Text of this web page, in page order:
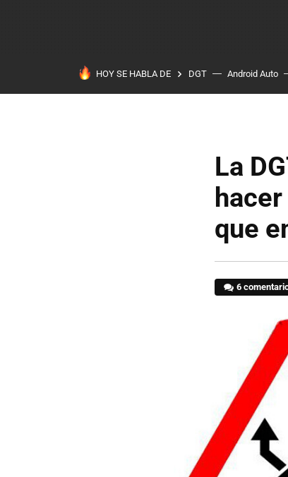
HOY SE HABLA DE DGT Android Auto
La
que
6